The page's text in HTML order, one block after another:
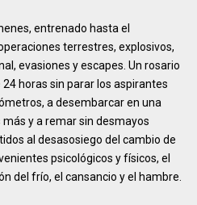
entrenado hasta el
terrestres, explosivos,
evasiones y escapes. Un rosario
horas sin parar los aspirantes
a desembarcar en una
y a remar sin desmayos
al desasosiego del cambio de
psicológicos y físicos, el
del frío, el cansancio y el hambre.